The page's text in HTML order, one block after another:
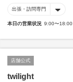
出張・訪問専門
本日の営業状況 9:00〜18:00
店舗公式
twilight